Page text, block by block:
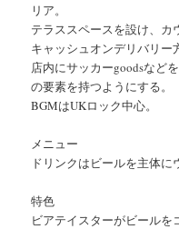
リア。
テラススペースを設け、カ
キャッシュオンデリバリー
店内にサッカーgoodsなど
の要素を持つようにする。
BGMはUKロック中心。
メニュー
ドリンクはビールを主体
特色
ビアテイスターがビールを